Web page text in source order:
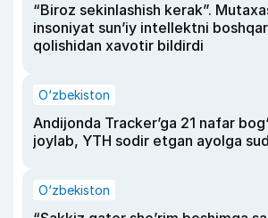
“Biroz sekinlashish kerak”.
insoniyat sun’iy intellektni
qolishidan xavotir bildirdi
O‘zbekiston
Andijonda Tracker’ga 21 nafar
joylab, YTH sodir etgan ayolga
O‘zbekiston